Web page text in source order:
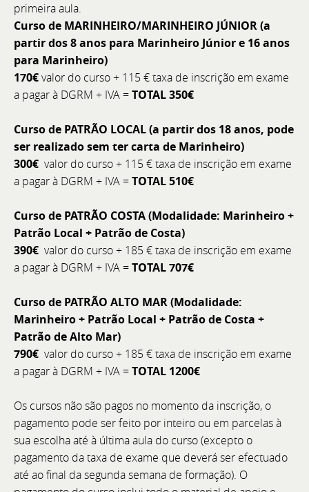
Assistente de Pós-Venda
O BoatCenter é empresa líder no setor náutico de
recreio, com operações em Setúbal e Comporta. Para
reforçar o departamento de Pós-Venda, procuramos
um Assistente que sirva de elo entre a oficina e os
clientes, garantindo que cada processo de serviço é
acompanhado com rigor, do agendamento à fatura.
primeira aula.
Curso de MARINHEIRO/MARINHEIRO JÚNIOR (a
partir dos 8 anos para Marinheiro Júnior e 16 anos
para Marinheiro)
170€valor do curso + 115 € taxa de inscrição em exame
a pagar à DGRM + IVA =TOTAL 350€
Curso de PATRÃO LOCAL (a partir dos 18 anos, pode
ser realizado sem ter carta de Marinheiro)
300€ valor do curso + 115 € taxa de inscrição em exame
a pagar à DGRM + IVA =TOTAL 510€
Curso de PATRÃO COSTA (Modalidade: Marinheiro +
Patrão Local + Patrão de Costa)
390€ valor do curso + 185 € taxa de inscrição em exame
a pagar à DGRM + IVA =TOTAL 707€
Curso de PATRÃO ALTO MAR (Modalidade:
Marinheiro + Patrão Local + Patrão de Costa +
Patrão de Alto Mar)
790€ valor do curso + 185 € taxa de inscrição em exame
a pagar à DGRM + IVA =TOTAL 1200€
Os cursos não são pagos no momento da inscrição, o
pagamento pode ser feito por inteiro ou em parcelas à
sua escolha até à última aula do curso (excepto o
pagamento da taxa de exame que deverá ser efectuado
até ao final da segunda semana de formação). O